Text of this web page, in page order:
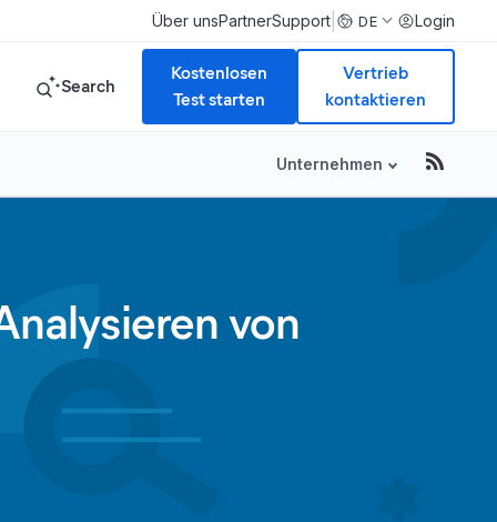
Über unsPartnerSupport DE Login
Search
Kostenlosen
Test starten
Vertrieb
kontaktieren
Unternehmen
von